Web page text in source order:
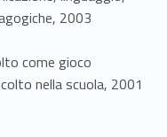
2003 Link identifier #identifier_person_175537-46
come gioco
nella scuola, 2001